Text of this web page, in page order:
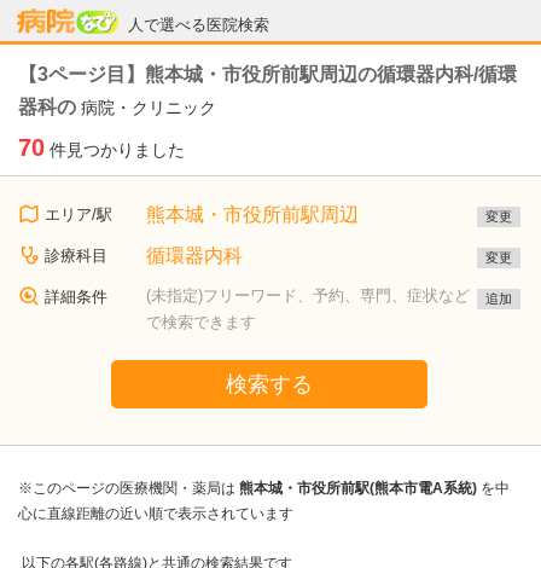
人で選べる医院検索
病院なび
【3ページ目】熊本城・市役所前駅周辺の循環器内科/循環
器科の 病院・クリニック
70 件見つかりました
エリア/駅 熊本城・市役所前駅周辺 変更
診療科目 循環器内科 変更
詳細条件
(未指定)フリーワード、予約、専門、症状など
で検索できます
追加
検索する
※このページの医療機関・薬局は 熊本城・市役所前駅(熊本市電A系統) を中
心に直線距離の近い順で表示されています
以下の各駅(各路線)と共通の検索結果です